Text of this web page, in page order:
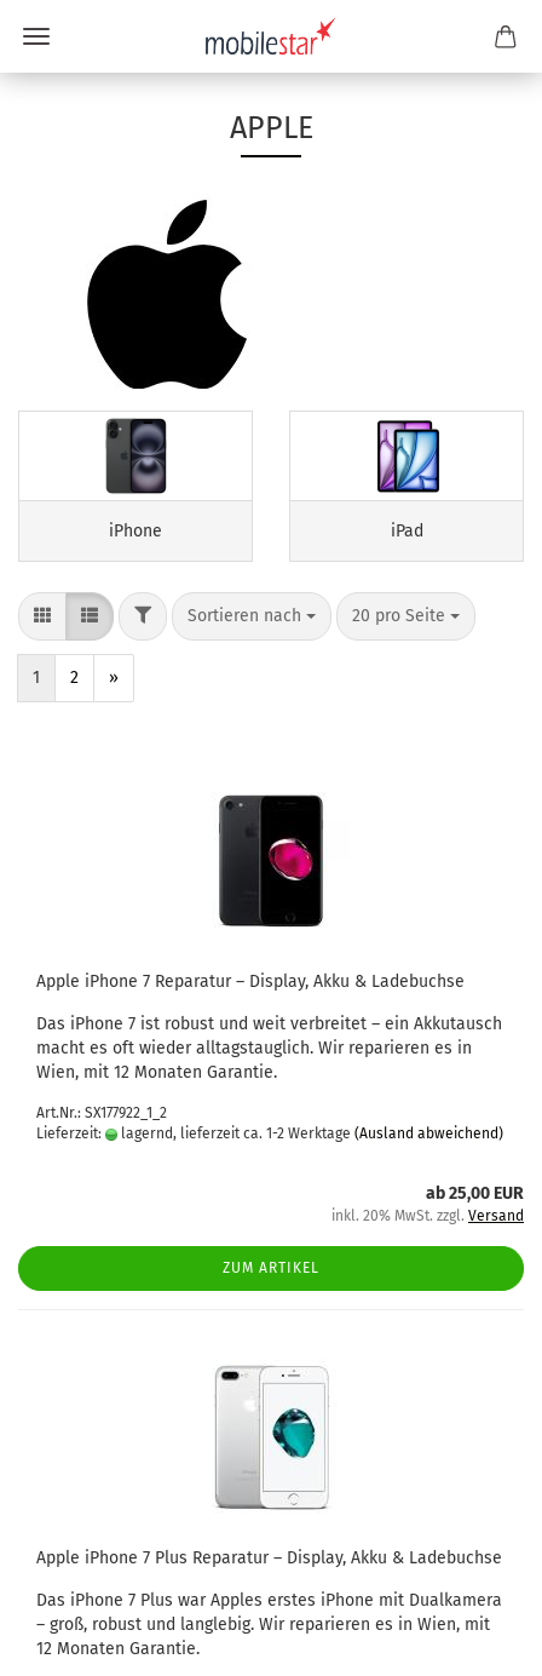
APPLE
iPhone iPad
Sortieren nach 20 pro Seite
1 2 »
Apple iPho­ne 7 Re­pa­ra­tur – Dis­play, Akku & La­de­buch­se
Das iPho­ne 7 ist ro­bust und weit ver­brei­tet – ein Ak­ku­tausch
macht es oft wie­der all­tags­taug­lich. Wir re­pa­rie­ren es in
Wien, mit 12 Mo­na­ten Ga­ran­tie.
Art.Nr.: SX177922_1_2
Lieferzeit:
lagernd, lieferzeit ca. 1-2 Werktage (Ausland abweichend)
ab 25,00 EUR
inkl. 20% MwSt. zzgl. Versand
ZUM ARTIKEL
Apple iPho­ne 7 Plus Re­pa­ra­tur – Dis­play, Akku & La­de­buch­se
Das iPho­ne 7 Plus war App­les ers­tes iPho­ne mit Dual­ka­me­ra
– groß, ro­bust und lang­le­big. Wir re­pa­rie­ren es in Wien, mit
12 Mo­na­ten Ga­ran­tie.